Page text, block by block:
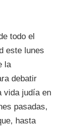
todo el
este lunes
la
debatir
vida judía en
pasadas,
hasta